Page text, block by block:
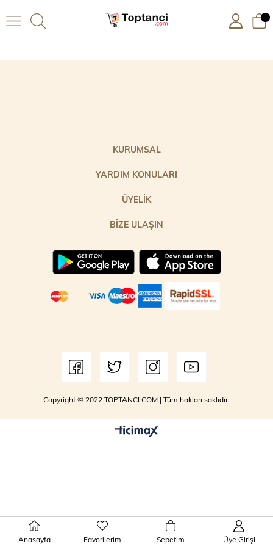
KURUMSAL
YARDIM KONULARI
ÜYELIK
BIZE ULAŞIN
Copyright © 2022 TOPTANCI.COM | Tüm hakları saklıdır.
Anasayfa Favorilerim Sepetim Üye Girişi